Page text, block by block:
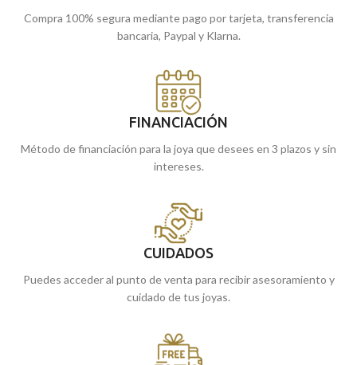
Compra 100% segura mediante pago por tarjeta, transferencia
bancaria, Paypal y Klarna.
FINANCIACIÓN
Método de financiación para la joya que desees en 3 plazos y sin
intereses.
CUIDADOS
Puedes acceder al punto de venta para recibir asesoramiento y
cuidado de tus joyas.